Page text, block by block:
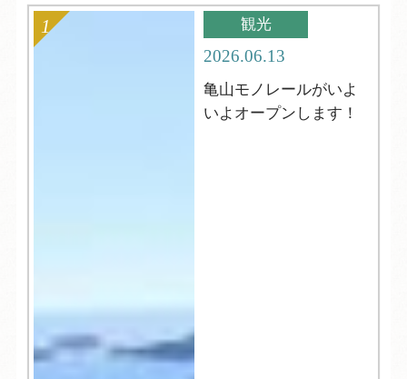
観光
2026.06.13
亀山モノレールがいよ
いよオープンします！